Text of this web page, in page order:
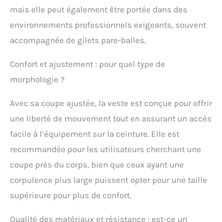
mais elle peut également être portée dans des
environnements professionnels exigeants, souvent
accompagnée de gilets pare-balles.
Confort et ajustement : pour quel type de
morphologie ?
Avec sa coupe ajustée, la veste est conçue pour offrir
une liberté de mouvement tout en assurant un accès
facile à l’équipement sur la ceinture. Elle est
recommandée pour les utilisateurs cherchant une
coupe près du corps, bien que ceux ayant une
corpulence plus large puissent opter pour une taille
supérieure pour plus de confort.
Qualité des matériaux et résistance : est-ce un